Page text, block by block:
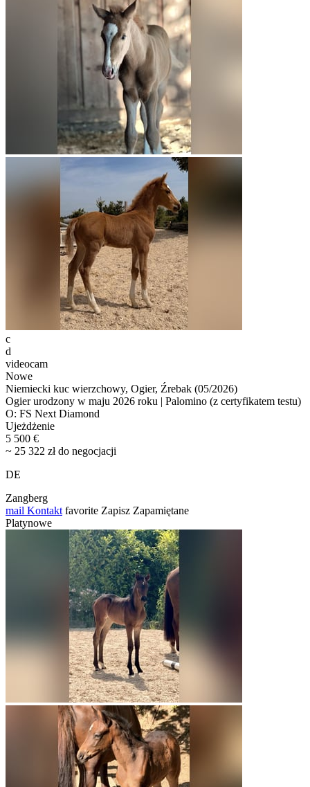
c
d
videocam
Nowe
Niemiecki kuc wierzchowy, Ogier, Źrebak (05/2026)
Ogier urodzony w maju 2026 roku | Palomino (z certyfikatem testu)
O: FS Next Diamond
Ujeżdżenie
5 500 €
~ 25 322 zł do negocjacji
DE
Zangberg
mail Kontakt favorite Zapisz Zapamiętane
Platynowe